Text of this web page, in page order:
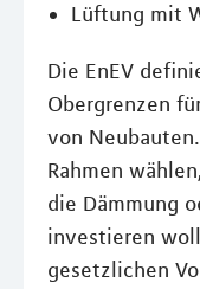
Lüftung mit
Die EnEV
Obergrenzen
von
Rahmen
die Dämmung
investieren
gesetzlichen